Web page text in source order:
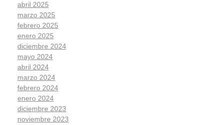
abril 2025
marzo 2025
febrero 2025
enero 2025
diciembre 2024
mayo 2024
abril 2024
marzo 2024
febrero 2024
enero 2024
diciembre 2023
noviembre 2023